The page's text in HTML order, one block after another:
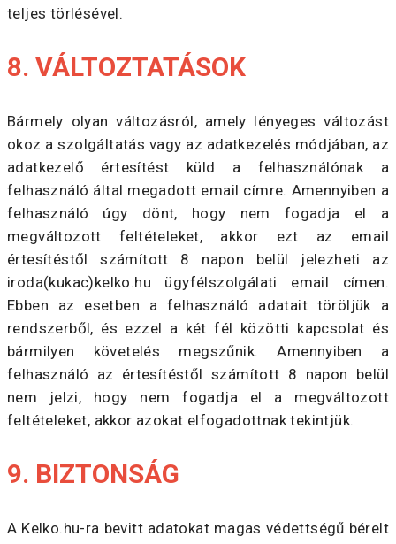
teljes törlésével.
8. VÁLTOZTATÁSOK
Bármely olyan változásról, amely lényeges változást
okoz a szolgáltatás vagy az adatkezelés módjában, az
adatkezelő értesítést küld a felhasználónak a
felhasználó által megadott email címre. Amennyiben a
felhasználó úgy dönt, hogy nem fogadja el a
megváltozott feltételeket, akkor ezt az email
értesítéstől számított 8 napon belül jelezheti az
iroda(kukac)kelko.hu ügyfélszolgálati email címen.
Ebben az esetben a felhasználó adatait töröljük a
rendszerből, és ezzel a két fél közötti kapcsolat és
bármilyen követelés megszűnik. Amennyiben a
felhasználó az értesítéstől számított 8 napon belül
nem jelzi, hogy nem fogadja el a megváltozott
feltételeket, akkor azokat elfogadottnak tekintjük.
9. BIZTONSÁG
A Kelko.hu-ra bevitt adatokat magas védettségű bérelt